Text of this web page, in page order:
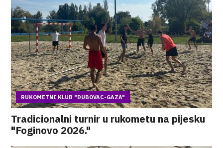
RUKOMETNI KLUB "DUBOVAC-GAZA"
Tradicionalni turnir u rukometu na pijesku
"Foginovo 2026."